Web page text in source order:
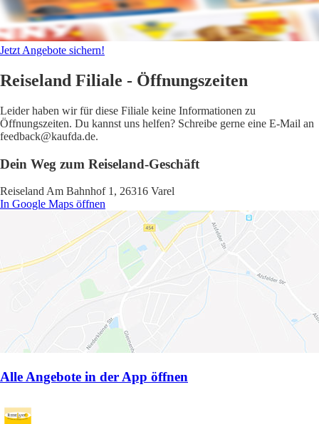
Jetzt Angebote sichern!
Reiseland Filiale - Öffnungszeiten
Leider haben wir für diese Filiale keine Informationen zu
Öffnungszeiten. Du kannst uns helfen? Schreibe gerne eine E-Mail an
feedback@kaufda.de.
Dein Weg zum Reiseland-Geschäft
Reiseland Am Bahnhof 1, 26316 Varel
In Google Maps öffnen
Alle Angebote in der App öffnen